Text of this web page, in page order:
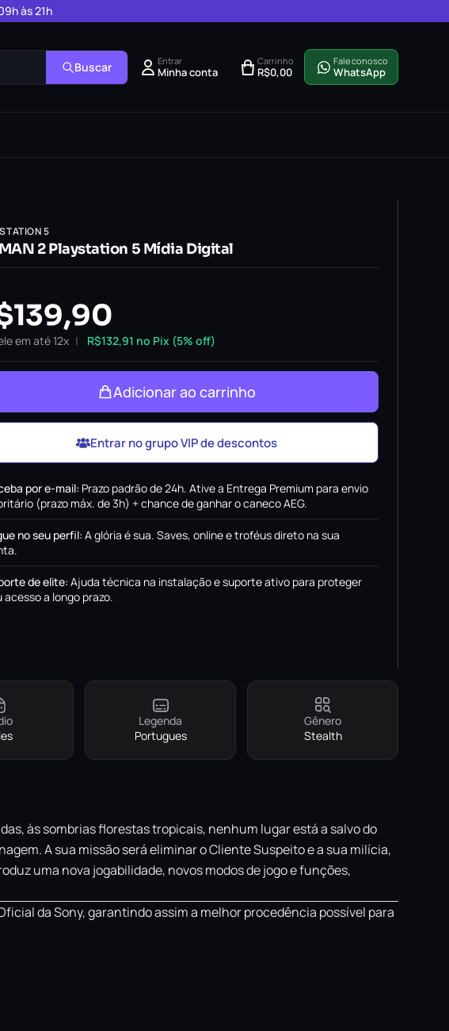
às 21h
Buscar Entrar
Minha conta
Carrinho
R$0,00
Fale conosco
WhatsApp
5
2 Playstation 5 Mídia Digital
139,90
em até 12x R$132,91 no Pix (5% off)
Adicionar ao carrinho
Entrar no grupo VIP de descontos
por e-mail: Prazo padrão de 24h. Ative a Entrega Premium para envio
(prazo máx. de 3h) + chance de ganhar o caneco AEG.
no seu perfil: A glória é sua. Saves, online e troféus direto na sua
de elite: Ajuda técnica na instalação e suporte ativo para proteger
acesso a longo prazo.
Legenda
Portugues
Gênero
Stealth
às sombrias florestas tropicais, nenhum lugar está a salvo do
A sua missão será eliminar o Cliente Suspeito e a sua milícia,
uma nova jogabilidade, novos modos de jogo e funções,
da Sony, garantindo assim a melhor procedência possível para